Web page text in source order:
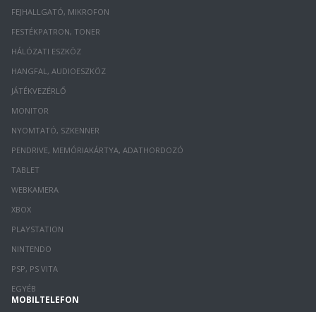
FEJHALLGATÓ, MIKROFON
FESTÉKPATRON, TONER
HÁLÓZATI ESZKÖZ
HANGFAL, AUDIOESZKÖZ
JÁTÉKVEZÉRLŐ
MONITOR
NYOMTATÓ, SZKENNER
PENDRIVE, MEMÓRIAKÁRTYA, ADATHORDOZÓ
TABLET
WEBKAMERA
XBOX
PLAYSTATION
NINTENDO
PSP, PS VITA
EGYÉB
MOBILTELEFON